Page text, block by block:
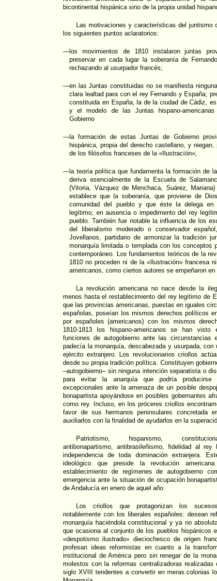
bicontinental hispánica sino de la propia unidad
Las motivaciones y características del juntismo
los siguientes puntos aclaratorios:
—los movimientos de 1810 instalaron juntas
preservar en cada lugar la soberanía de
rechazando al usurpador francés;
—en las Juntas constituidas no se manifiesta
clara lealtad para con el rey Fernando y España;
constituida en España, la de la ciudad de Cádiz,
y el modelo de las Juntas hispano-
Gobierno
—la formación de estas Juntas de Gobierno
hispánica, propia del derecho castellano, y
de los filósofos franceses de la «Ilustracíón»;
—la teoría política que fundamenta la formación de
deriva esencialmente de la Escuela de
(Vitoria, Vázquez de Menchaca, Suárez,
establece que la soberanía, que proviene de
comunidad del pueblo y que éste la delega
legítimo; en ausencia o impedimento del rey
pueblo. También fue notable la influencia de los
del liberalismo moderado o conservador
Jovellanos, partidario de armonizar la tradición
monarquía limitada o templada con los conceptos
contemporáneo. Los fundamentos teóricos de la
1810 no proceden ni de la «Ilustración» francesa
americanos, como ciertos autores se empeñaron en
La revolución americana no nace desde la
menos hasta el restablecimiento del rey legítimo de
que las provincias americanas, puestas en iguales
españolas, poseían los mismos derechos políticos
por españoles (americanos) con los mismos
1810-1813 los hispano-americanos se han
funciones de autogobierno ante las circunstancias
padecía la monarquía, descabezada y usurpada, con
ejército extranjero. Los revolucionarios criollos
desde su propia tradición política. Constituyen
–autogobierno– sin ninguna intención separatista o
para evitar la anarquía que podría producirse
excepcionales ante la amenaza de un posible
bonapartista apoyándose en posibles gobernantes
como rey. Incluso, en los próceres criollos
favor de sus hermanos peninsulares concretada
auxiliarlos con la finalidad de ayudarlos en la
Patriotismo, hispanismo,
antibonapartismo, antibrasileñismo, fidelidad al rey
independencia de toda dominación extranjera.
ideológico que preside la revolución
establecimiento de regímenes de autogobierno
emergencia ante la situación de ocupación
de Andalucía en enero de aquel año.
Los criollos que protagonizan los
notablemente con los liberales españoles: desean
monarquía haciéndola constitucional y ya no
que ocasiona al conjunto de los pueblos hispánicos
«despotismo ilustrado» dieciochesco de origen
profesan ideas reformistas en cuanto a la
institucional de América pero sin renegar de la
molestos con la reformas centralizadoras
siglo XVIII tendentes a convertir en meras colonias